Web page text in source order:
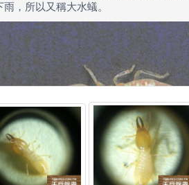
雨，所以又稱大水蟻。